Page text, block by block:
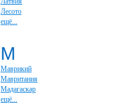
Лесото
ещё...
М
Маврикий
Мавритания
Мадагаскар
ещё...